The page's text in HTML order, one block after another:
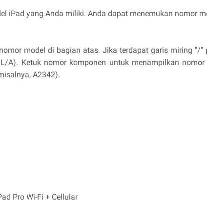
iPad yang Anda miliki. Anda dapat menemukan nomor
model di bagian atas. Jika terdapat garis miring "/
A). Ketuk nomor komponen untuk menampilkan
A2342).
Pro Wi-Fi + Cellular